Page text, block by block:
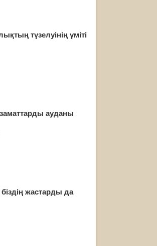
түзелуінің үміті
ауданы
жастарды да